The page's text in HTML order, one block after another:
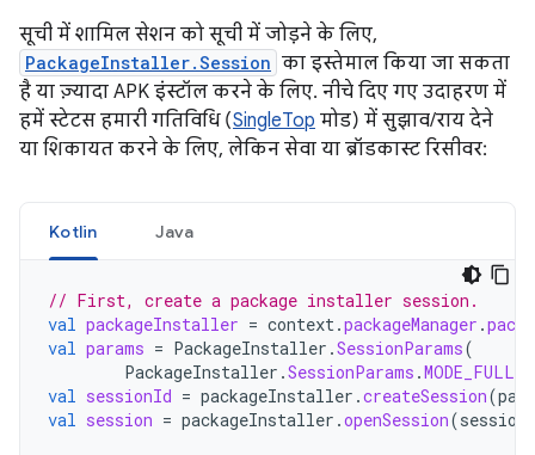
सूची में शामिल सेशन को सूची में जोड़ने के लिए,
PackageInstaller.Session का इस्तेमाल किया जा सकता
है या ज़्यादा APK इंस्टॉल करने के लिए. नीचे दिए गए उदाहरण में
हमें स्टेटस हमारी गतिविधि (SingleTop मोड) में सुझाव/राय देने
या शिकायत करने के लिए, लेकिन सेवा या ब्रॉडकास्ट रिसीवर:
Kotlin Java
// First, create a package installer session.
val packageInstaller = context.packageManager .
val params = PackageInstaller .SessionParams(
PackageInstaller .SessionParams .
val sessionId = packageInstaller .createSession(
val session = packageInstaller .openSession(